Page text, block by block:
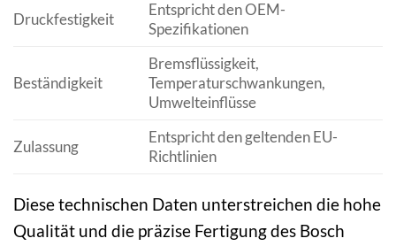
Druckfestigkeit
Entspricht den OEM-
Spezifikationen
Beständigkeit
Bremsflüssigkeit,
Temperaturschwankungen,
Umwelteinflüsse
Zulassung
Entspricht den geltenden EU-
Richtlinien
Diese technischen Daten unterstreichen die hohe
Qualität und die präzise Fertigung des Bosch